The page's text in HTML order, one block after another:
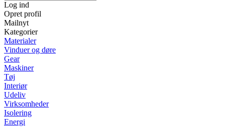
Log ind
Opret profil
Mailnyt
Kategorier
Materialer
Vinduer og døre
Gear
Maskiner
Tøj
Interiør
Udeliv
Virksomheder
Isolering
Energi